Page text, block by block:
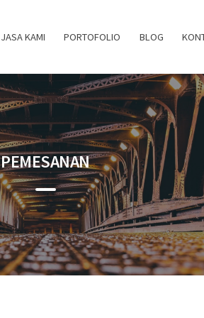
JASA KAMI PORTOFOLIO BLOG
PEMESANAN